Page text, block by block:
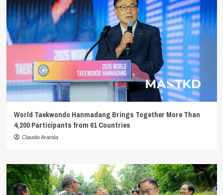
World Taekwondo Hanmadang Brings Together More Than
4,200 Participants from 61 Countries
Claudio Aranda